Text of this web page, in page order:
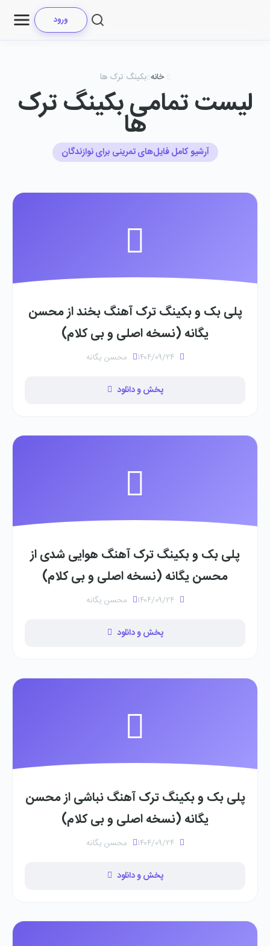
ورود
خانه بکینگ ترک ها
لیست تمامی بکینگ ترک
ها
آرشیو کامل فایل‌های تمرینی برای نوازندگان
پلی بک و بکینگ ترک آهنگ بخند از محسن
یگانه (نسخه اصلی و بی کلام)
۱۴۰۴/۰۹/۲۴ محسن یگانه
پخش و دانلود
پلی بک و بکینگ ترک آهنگ هوایی شدی از
محسن یگانه (نسخه اصلی و بی کلام)
۱۴۰۴/۰۹/۲۴ محسن یگانه
پخش و دانلود
پلی بک و بکینگ ترک آهنگ نباشی از محسن
یگانه (نسخه اصلی و بی کلام)
۱۴۰۴/۰۹/۲۴ محسن یگانه
پخش و دانلود